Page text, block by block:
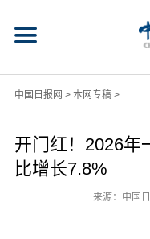
中国日报网 > 本网专稿>
开门红！2026年
比增长7.8%
来源：中国